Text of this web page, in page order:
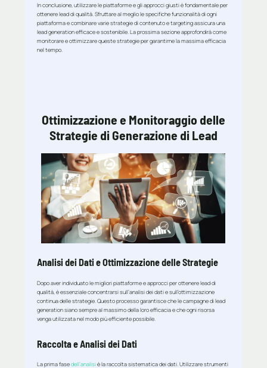
In conclusione, utilizzare le piattaforme e gli approcci giusti è fondamentale per
ottenere lead di qualità. Sfruttare al meglio le specifiche funzionalità di ogni
piattaforma e combinare varie strategie di contenuto e targeting assicura una
lead generation efficace e sostenibile. La prossima sezione approfondirà come
monitorare e ottimizzare queste strategie per garantirne la massima efficacia
nel tempo.
Ottimizzazione e Monitoraggio delle
Strategie di Generazione di Lead
Analisi dei Dati e Ottimizzazione delle Strategie
Dopo aver individuato le migliori piattaforme e approcci per ottenere lead di
qualità, è essenziale concentrarsi sull’analisi dei dati e sull’ottimizzazione
continua delle strategie. Questo processo garantisce che le campagne di lead
generation siano sempre al massimo della loro efficacia e che ogni risorsa
venga utilizzata nel modo più efficiente possibile.
Raccolta e Analisi dei Dati
La prima fasedell’analisiè la raccolta sistematica dei dati. Utilizzare strumenti